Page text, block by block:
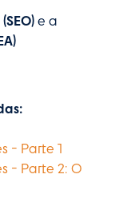
e a
- Parte 1
- Parte 2: O